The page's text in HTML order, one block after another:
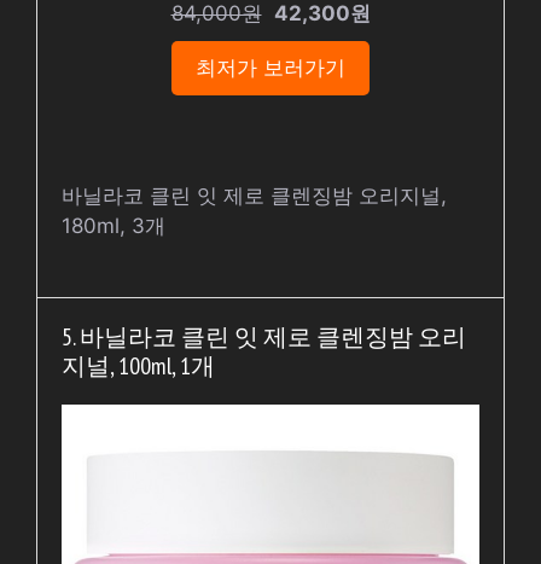
84,000원 42,300원
최저가 보러가기
바닐라코 클린 잇 제로 클렌징밤 오리지널,
180ml, 3개
5. 바닐라코 클린 잇 제로 클렌징밤 오리
지널, 100ml, 1개